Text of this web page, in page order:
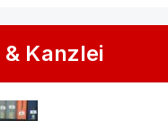
Kanzlei